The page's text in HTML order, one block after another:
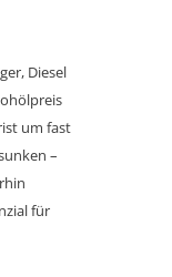
Diesel
um fast
–
für